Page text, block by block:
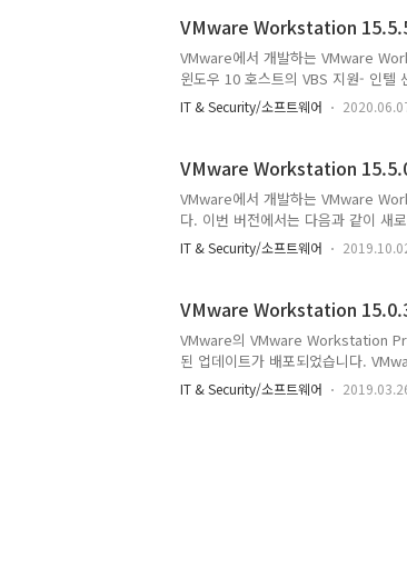
VMware Workstation
VMware에서 개발하는 VMware
윈도우 10 호스트의 VBS 지원- 인텔
요- 윈도우 10 20H1 (2004) 또는 그
20.04- 페도라 32 새로운 호스트
Virtual Network 이름에서 멀티바이
IT & Security/소프트웨어
VMware Workstation
VMware에서 개발하는 VMware
다. 이번 버전에서는 다음과 같이 새
며, 그 외 버그가 수정되었습니다. 새
데비안 9.11 - 오라클 리눅스 8.0 -
트워크 설정을 유지할 수 있게 됨 -
IT & Security/소프트웨어
VMware Workstation
VMware의 VMware Workstation
된 업데이트가 배포되었습니다.
번 취약점에 취약하다고 합니다.
가 나오지 않았습니다. 이번에 발견
IT & Security/소프트웨어